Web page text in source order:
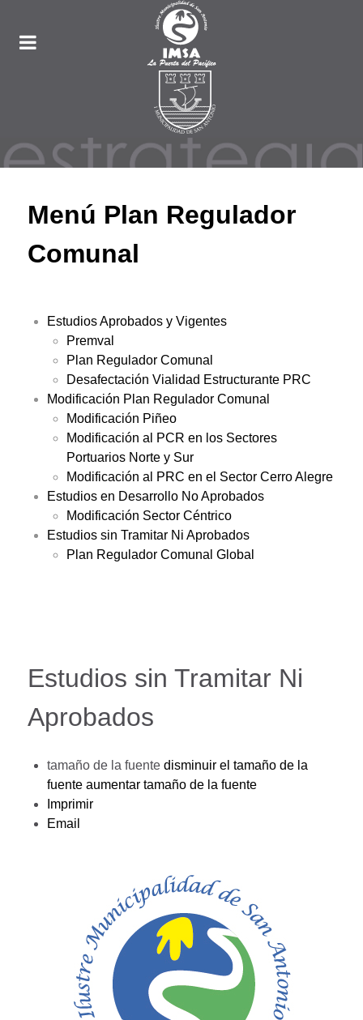
Menú Plan Regulador
Comunal
Estudios Aprobados y Vigentes
Premval
Plan Regulador Comunal
Desafectación Vialidad Estructurante PRC
Modificación Plan Regulador Comunal
Modificación Piñeo
Modificación al PCR en los Sectores
Portuarios Norte y Sur
Modificación al PRC en el Sector Cerro Alegre
Estudios en Desarrollo No Aprobados
Modificación Sector Céntrico
Estudios sin Tramitar Ni Aprobados
Plan Regulador Comunal Global
Estudios sin Tramitar Ni
Aprobados
tamaño de la fuente disminuir el tamaño de la
fuente aumentar tamaño de la fuente
Imprimir
Email